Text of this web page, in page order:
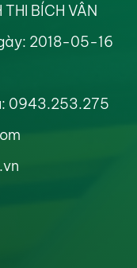
BÍCH VÂN
2018-05-16
0943.253.275